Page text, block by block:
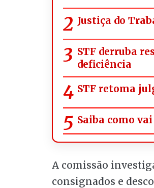
Justiça do
STF derruba
deficiência
STF retoma
Saiba como
A comissão
consignados e